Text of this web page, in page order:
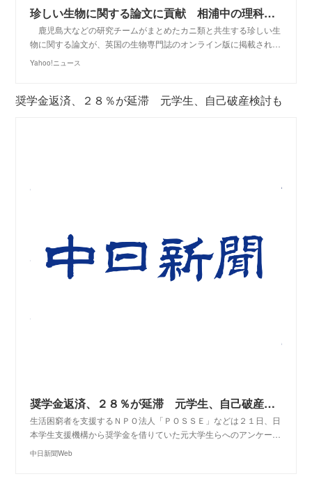
珍しい生物に関する論文に貢献 相浦中の理科教師、金子さん 英専門誌に掲載 長崎（長崎新聞） - Yahoo!ニュース
鹿児島大などの研究チームがまとめたカニ類と共生する珍しい生
物に関する論文が、英国の生物専門誌のオンライン版に掲載され…
Yahoo!ニュース
奨学金返済、２８％が延滞 元学生、自己破産検討も
奨学金返済、２８％が延滞 元学生、自己破産検討も：中日新聞Web
生活困窮者を支援するＮＰＯ法人「ＰＯＳＳＥ」などは２１日、日
本学生支援機構から奨学金を借りていた元大学生らへのアンケー…
中日新聞Web